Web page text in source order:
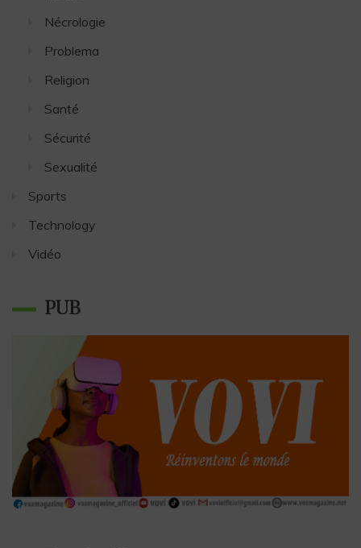
Nécrologie
Problema
Religion
Santé
Sécurité
Sexualité
Sports
Technology
Vidéo
PUB